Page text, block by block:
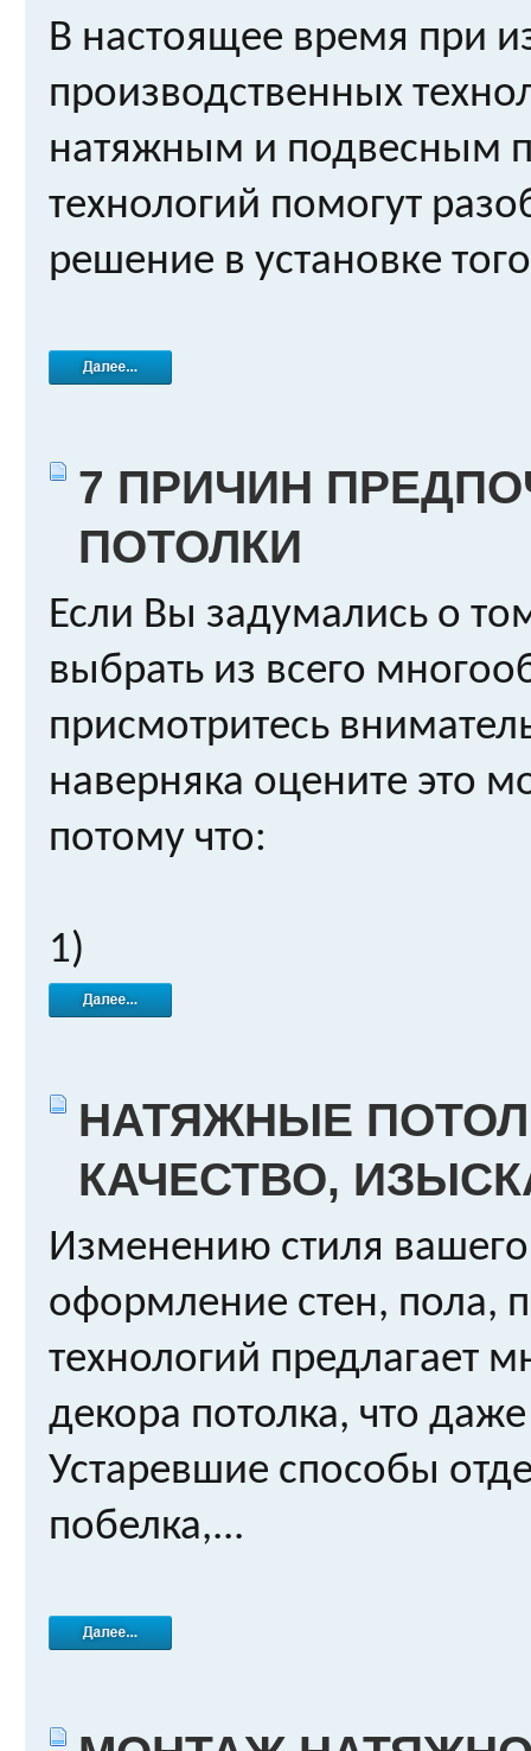
В настоящее время при
производственных
натяжным и подвесным
технологий помогут
решение в установке
7 ПРИЧИН
ПОТОЛКИ
Если Вы задумались о
выбрать из всего
присмотритесь
наверняка оцените это
потому что:
1)
НАТЯЖНЫЕ
КАЧЕСТВО,
Изменению стиля
оформление стен, пола,
технологий предлагает
декора потолка, что
Устаревшие способы
побелка,...